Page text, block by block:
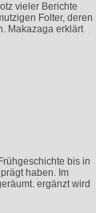
vieler Berichte
Folter, deren
Makazaga erklärt
bis in
haben. Im
ergänzt wird